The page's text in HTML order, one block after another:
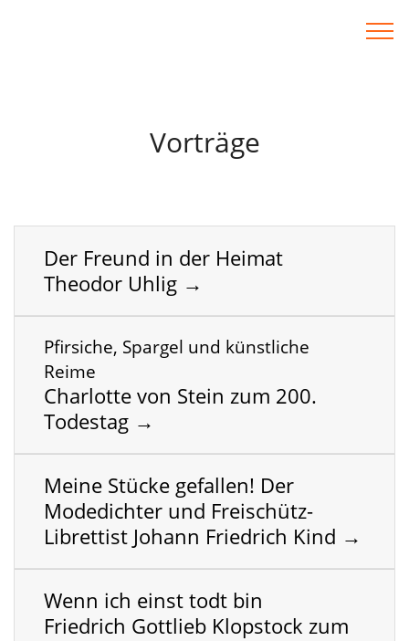
Vorträge
Der Freund in der Heimat
Theodor Uhlig →
Pfirsiche, Spargel und künstliche
Reime
Charlotte von Stein zum 200.
Todestag →
Meine Stücke gefallen! Der
Modedichter und Freischütz-
Librettist Johann Friedrich Kind →
Wenn ich einst todt bin
Friedrich Gottlieb Klopstock zum